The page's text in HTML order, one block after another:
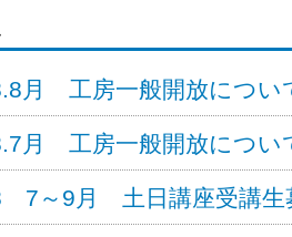
月 工房一般開放につい
月 工房一般開放につい
7～9月 土日講座受講生